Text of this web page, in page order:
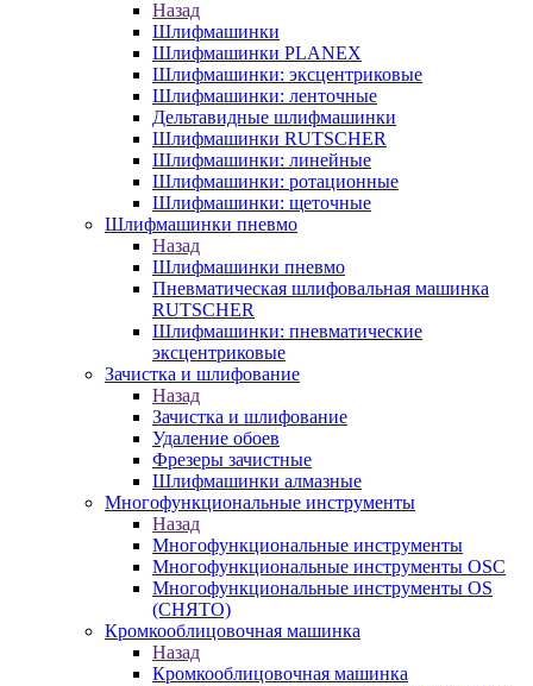
Назад
Шлифмашинки
Шлифмашинки PLANEX
Шлифмашинки: эксцентриковые
Шлифмашинки: ленточные
Дельтавидные шлифмашинки
Шлифмашинки RUTSCHER
Шлифмашинки: линейные
Шлифмашинки: ротационные
Шлифмашинки: щеточные
Шлифмашинки пневмо
Назад
Шлифмашинки пневмо
Пневматическая шлифовальная машинка
RUTSCHER
Шлифмашинки: пневматические
эксцентриковые
Зачистка и шлифование
Назад
Зачистка и шлифование
Удаление обоев
Фрезеры зачистные
Шлифмашинки алмазные
Многофункциональные инструменты
Назад
Многофункциональные инструменты
Многофункциональные инструменты OSC
Многофункциональные инструменты OS
(СНЯТО)
Кромкооблицовочная машинка
Назад
Кромкооблицовочная машинка